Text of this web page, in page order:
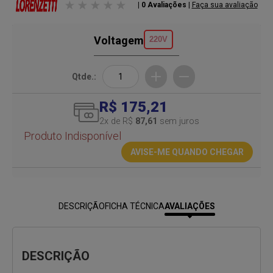
| 0 Avaliações Faça sua avaliação
Voltagem 220V
Qtde.:
R$ 175,21
2x de R$ 87,61 sem juros
AVISE-ME QUANDO CHEGAR
Produto Indisponível
DESCRIÇÃOFICHA TÉCNICAAVALIAÇÕES
DESCRIÇÃO